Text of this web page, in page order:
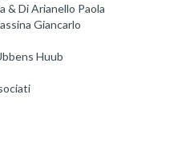
& Di Arianello Paola
Giancarlo
Huub